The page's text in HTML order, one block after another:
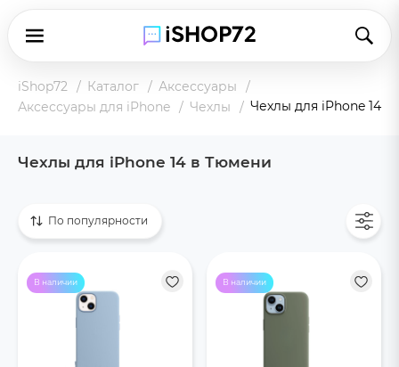
iShop72 Каталог
Аксессуары
Аксессуары для iPhone
Чехлы Чехлы для iPhone 14
Чехлы для iPhone 14 в Тюмени
По популярности
В наличии В наличии